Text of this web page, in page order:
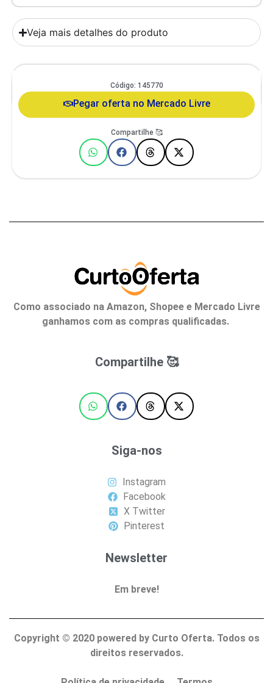
Veja mais detalhes do produto
Comedouro Duplo Gato E Cachorro De Pequeno Porte Itaporã Duo
Design
Código: 145770
Pegar oferta no Mercado Livre
Compartilhe 🥰
Como associado na Amazon, Shopee e Mercado Livre
ganhamos com as compras qualificadas.
Compartilhe 🥰
Siga-nos
Instagram
Facebook
X Twitter
Pinterest
Newsletter
Em breve!
Copyright © 2020powered by Curto Oferta. Todos os
direitos reservados.